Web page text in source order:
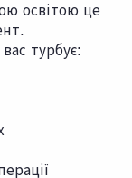
освітою це
турбує: